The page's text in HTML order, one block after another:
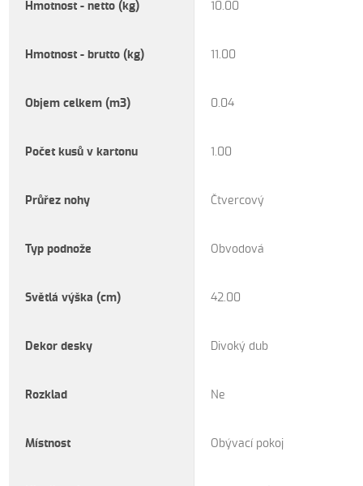
Hmotnost - netto (kg) 10.00
Hmotnost - brutto (kg) 11.00
Objem celkem (m3) 0.04
Počet kusů v kartonu 1.00
Průřez nohy Čtvercový
Typ podnože Obvodová
Světlá výška (cm) 42.00
Dekor desky Divoký dub
Rozklad Ne
Místnost Obývací pokoj